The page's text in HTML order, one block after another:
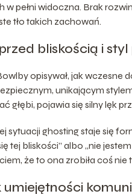
w pełni widoczna. Brak
tło takich zachowań.
bliskością i
opisywał, jak wczesne
unikającym
głębi, pojawia się silny lęk
sytuacji ghosting staje się
tej bliskości” albo „nie
że to ona zrobiła coś nie
umiejętności